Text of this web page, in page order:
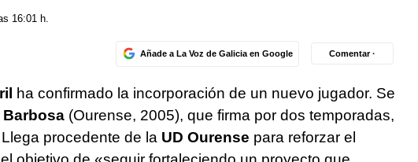
16:01 h.
Añade a La Voz de Galicia en Google Comentar ·
ha confirmado la incorporación de un nuevo jugador. Se
(Ourense, 2005), que firma por dos temporadas,
procedente de la UD Ourense para reforzar el